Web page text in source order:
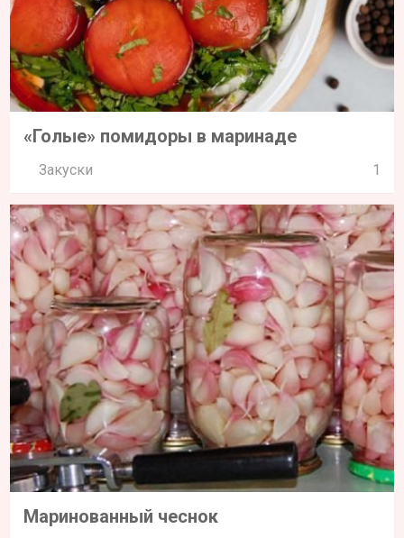
«Голые» помидоры в маринаде
Закуски 1
Маринованный чеснок